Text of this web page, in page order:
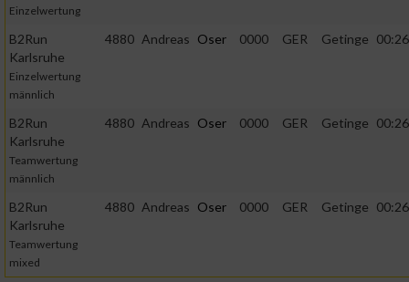
Einzelwertung
B2Run
Karlsruhe
Einzelwertung
männlich
4880 Andreas Oser 0000 GER Getinge
B2Run
Karlsruhe
Teamwertung
männlich
4880 Andreas Oser 0000 GER Getinge
B2Run
Karlsruhe
Teamwertung
mixed
4880 Andreas Oser 0000 GER Getinge